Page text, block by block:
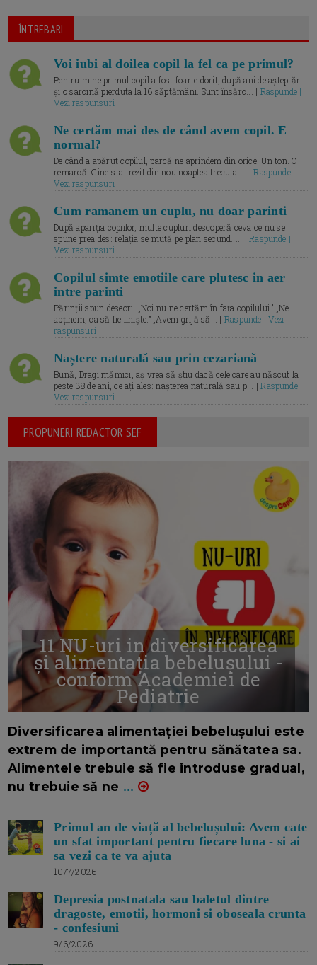
ÎNTREBARI
Voi iubi al doilea copil la fel ca pe primul?
Pentru mine primul copil a fost foarte dorit, după ani de așteptări
și o sarcină pierduta la 16 săptămâni. Sunt însărc... | Raspunde |
Vezi raspunsuri
Ne certăm mai des de când avem copil. E
normal?
De când a apărut copilul, parcă ne aprindem din orice. Un ton. O
remarcă. Cine s-a trezit din nou noaptea trecuta.... |Raspunde |
Vezi raspunsuri
Cum ramanem un cuplu, nu doar parinti
După apariția copiilor, multe cupluri descoperă ceva ce nu se
spune prea des: relația se mută pe plan secund. ... |Raspunde |
Vezi raspunsuri
Copilul simte emotiile care plutesc in aer
intre parinti
Părinții spun deseori: „Noi nu ne certăm în fața copilului.” „Ne
abținem, ca să fie liniște.” „Avem grijă să... | Raspunde | Vezi
raspunsuri
Naștere naturală sau prin cezariană
Bună, Dragi mămici, aș vrea să știu dacă cele care au născut la
peste 38 de ani, ce ați ales: nașterea naturală sau p... |Raspunde |
Vezi raspunsuri
PROPUNERI REDACTOR SEF
11 NU-uri in diversificarea
și alimentația bebelușului -
conform Academiei de
Pediatrie
Diversificarea alimentației bebelușului este
extrem de importantă pentru sănătatea sa.
Alimentele trebuie să fie introduse gradual,
nu trebuie să ne ...
Primul an de viață al bebelușului: Avem cate
un sfat important pentru fiecare luna - si ai
sa vezi ca te va ajuta
10/7/2026
Depresia postnatala sau baletul dintre
dragoste, emotii, hormoni si oboseala crunta
- confesiuni
9/6/2026